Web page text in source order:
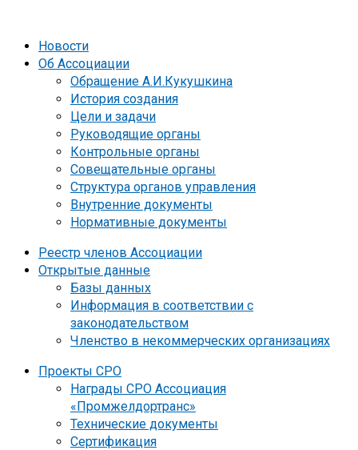
Новости
Об Ассоциации
Обращение А.И.Кукушкина
История создания
Цели и задачи
Руководящие органы
Контрольные органы
Совещательные органы
Структура органов управления
Внутренние документы
Нормативные документы
Реестр членов Ассоциации
Открытые данные
Базы данных
Информация в соответствии с
законодательством
Членство в некоммерческих организациях
Проекты СРО
Награды СРО Ассоциация
«Промжелдортранс»
Технические документы
Сертификация